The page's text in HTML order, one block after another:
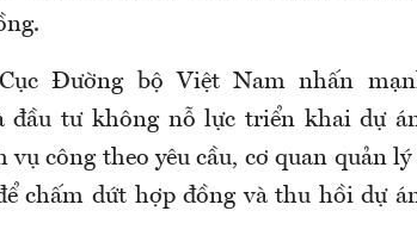
Đường bộ Việt Nam nhấn
đầu tư không nỗ lực triển khai dự
công theo yêu cầu, cơ quan quản
chấm dứt hợp đồng và thu hồi dự